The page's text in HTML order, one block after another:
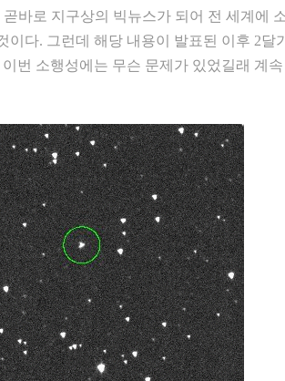
바로 지구상의 빅뉴스가 되어 전 세계에
이다. 그런데 해당 내용이 발표된 이후 2달
번 소행성에는 무슨 문제가 있었길래 계속